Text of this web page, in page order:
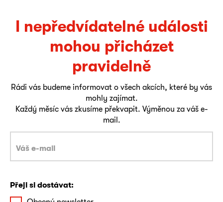
I nepředvídatelné události
mohou přicházet
pravidelně
Rádi vás budeme informovat o všech akcích, které by vás
mohly zajímat.
Každý měsíc vás zkusíme překvapit. Výměnou za váš e-
mail.
Přeji si dostávat: